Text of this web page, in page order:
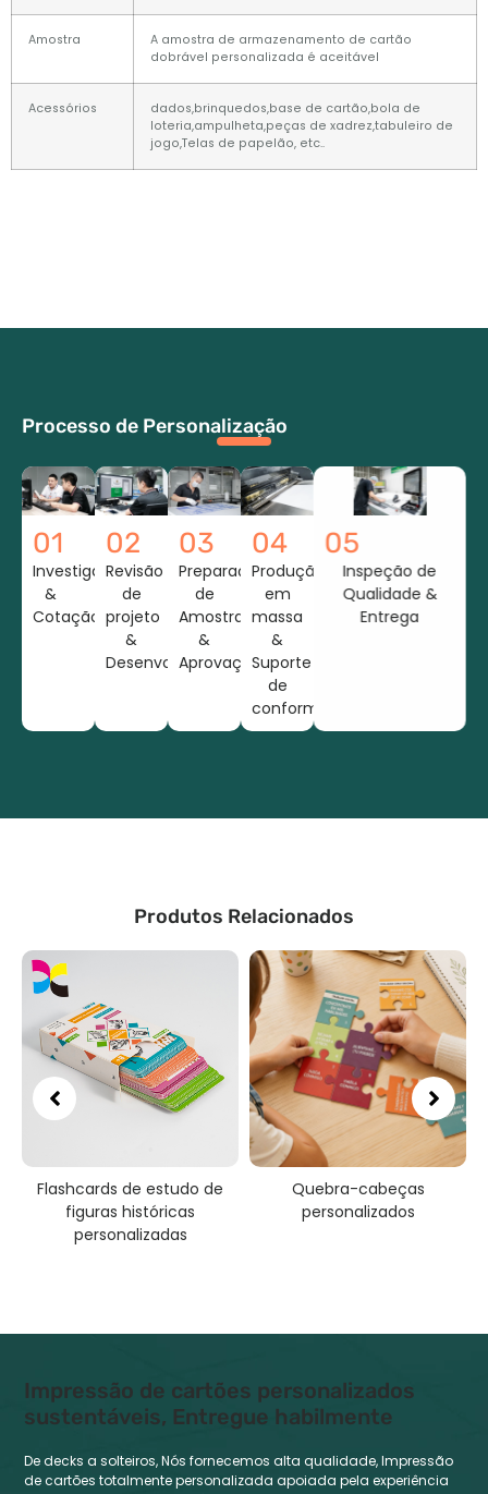
Amostra
A amostra de armazenamento de cartão
dobrável personalizada é aceitável
Acessórios
dados,brinquedos,base de cartão,bola de
loteria,ampulheta,peças de xadrez,tabuleiro de
jogo,Telas de papelão, etc..
Processo de Personalização
01
Investigação
&
Cotação
02
Revisão
de
projeto
&
Desenvolvimento
03
Preparação
de
Amostras
&
Aprovação
04
Produção
em
massa
&
Suporte
de
conformidade
05
Inspeção de
Qualidade &
Entrega
Produtos Relacionados
Flashcards de estudo de
figuras históricas
personalizadas
Quebra-cabeças
personalizados
Impressão de cartões personalizados
sustentáveis, Entregue habilmente
De decks a solteiros, Nós fornecemos alta qualidade, Impressão
de cartões totalmente personalizada apoiada pela experiência